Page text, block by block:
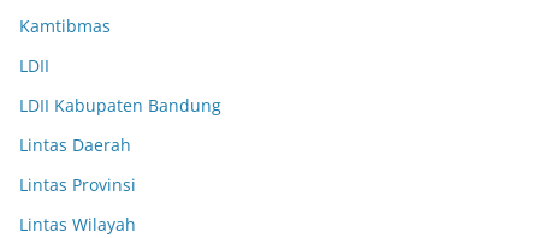
Kamtibmas
LDII
LDII Kabupaten Bandung
Lintas Daerah
Lintas Provinsi
Lintas Wilayah